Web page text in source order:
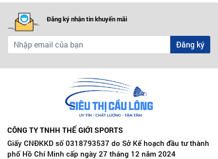
Đăng ký nhận tin khuyến mãi
Đăng ký
CÔNG TY TNHH THẾ GIỚI SPORTS
Giấy CNĐKKD số 0318793537 do Sở Kế hoạch đầu tư thành
phố Hồ Chí Minh cấp ngày 27 tháng 12 năm 2024